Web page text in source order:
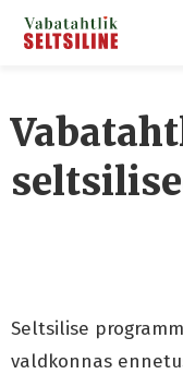
Seltsilise
valdkonnas